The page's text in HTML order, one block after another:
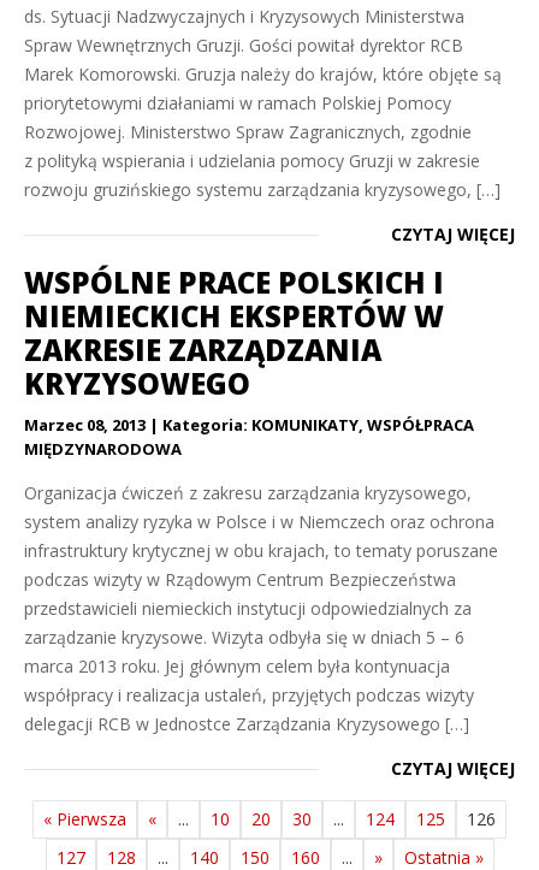
ds. Sytuacji Nadzwyczajnych i Kryzysowych Ministerstwa
Spraw Wewnętrznych Gruzji. Gości powitał dyrektor RCB
Marek Komorowski. Gruzja należy do krajów, które objęte są
priorytetowymi działaniami w ramach Polskiej Pomocy
Rozwojowej. Ministerstwo Spraw Zagranicznych, zgodnie
z polityką wspierania i udzielania pomocy Gruzji w zakresie
rozwoju gruzińskiego systemu zarządzania kryzysowego, […]
CZYTAJ WIĘCEJ
WSPÓLNE PRACE POLSKICH I
NIEMIECKICH EKSPERTÓW W
ZAKRESIE ZARZĄDZANIA
KRYZYSOWEGO
Marzec 08, 2013 Kategoria: KOMUNIKATY, WSPÓŁPRACA
MIĘDZYNARODOWA
Organizacja ćwiczeń z zakresu zarządzania kryzysowego,
system analizy ryzyka w Polsce i w Niemczech oraz ochrona
infrastruktury krytycznej w obu krajach, to tematy poruszane
podczas wizyty w Rządowym Centrum Bezpieczeństwa
przedstawicieli niemieckich instytucji odpowiedzialnych za
zarządzanie kryzysowe. Wizyta odbyła się w dniach 5 – 6
marca 2013 roku. Jej głównym celem była kontynuacja
współpracy i realizacja ustaleń, przyjętych podczas wizyty
delegacji RCB w Jednostce Zarządzania Kryzysowego […]
CZYTAJ WIĘCEJ
« Pierwsza « ... 10 20 30 ... 124 125
126
127
128 ... 140 150 160 ... » Ostatnia »